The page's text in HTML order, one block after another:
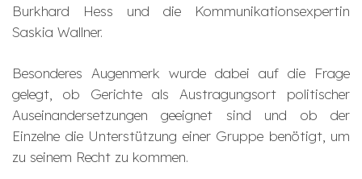
Burkhard Hess und die Kommunikationsexpertin
Saskia Wallner.
Besonderes Augenmerk wurde dabei auf die Frage
gelegt, ob Gerichte als Austragungsort politischer
Auseinandersetzungen geeignet sind und ob der
Einzelne die Unterstützung einer Gruppe benötigt, um
zu seinem Recht zu kommen.